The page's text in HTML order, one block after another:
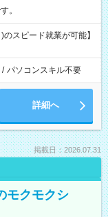
。
スピード就業が可能】
/ パソコンスキル不要
詳細へ
掲載日：2026.07.31
モクモクシ